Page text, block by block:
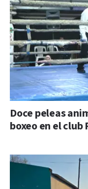
Doce peleas
boxeo en el club